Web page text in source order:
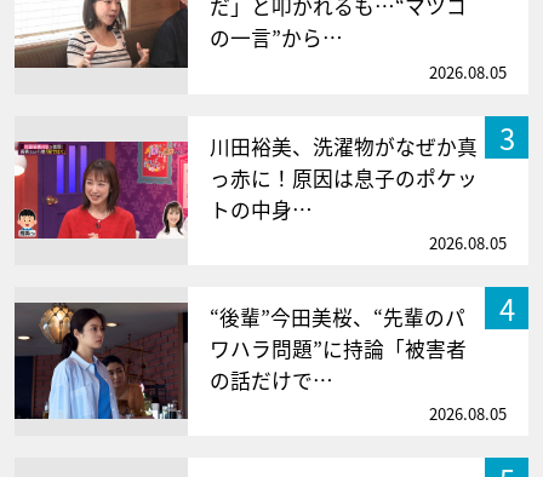
だ」と叩かれるも…“マツコ
の一言”から…
2026.08.05
3
川田裕美、洗濯物がなぜか真
っ赤に！原因は息子のポケッ
トの中身…
2026.08.05
4
“後輩”今田美桜、“先輩のパ
ワハラ問題”に持論「被害者
の話だけで…
2026.08.05